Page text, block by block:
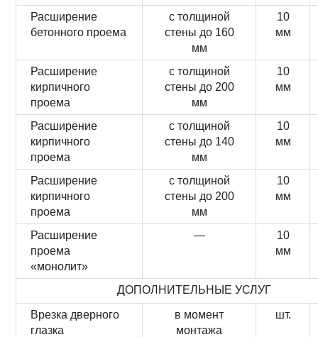
Расширение
бетонного проема
с толщиной
стены до 160
мм
10
мм
Расширение
кирпичного
проема
с толщиной
стены до 200
мм
10
мм
Расширение
кирпичного
проема
с толщиной
стены до 140
мм
10
мм
Расширение
кирпичного
проема
с толщиной
стены до 200
мм
10
мм
Расширение
проема
«монолит»
—
10
мм
ДОПОЛНИТЕЛЬНЫЕ УСЛУГ
Врезка дверного
глазка
в момент
монтажа
шт.